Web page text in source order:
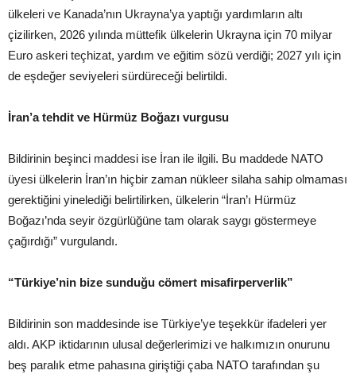
ülkeleri ve Kanada’nın Ukrayna’ya yaptığı yardımların altı
çizilirken, 2026 yılında müttefik ülkelerin Ukrayna için 70 milyar
Euro askeri teçhizat, yardım ve eğitim sözü verdiği; 2027 yılı için
de eşdeğer seviyeleri sürdüreceği belirtildi.
İran’a tehdit ve Hürmüz Boğazı vurgusu
Bildirinin beşinci maddesi ise İran ile ilgili. Bu maddede NATO
üyesi ülkelerin İran’ın hiçbir zaman nükleer silaha sahip olmaması
gerektiğini yinelediği belirtilirken, ülkelerin “İran’ı Hürmüz
Boğazı’nda seyir özgürlüğüne tam olarak saygı göstermeye
çağırdığı” vurgulandı.
“Türkiye’nin bize sunduğu cömert misafirperverlik”
Bildirinin son maddesinde ise Türkiye’ye teşekkür ifadeleri yer
aldı. AKP iktidarının ulusal değerlerimizi ve halkımızın onurunu
beş paralık etme pahasına giriştiği çaba NATO tarafından şu